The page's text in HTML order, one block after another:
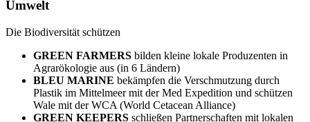
Umwelt
Die Biodiversität schützen
GREEN FARMERS bilden kleine lokale Produzenten in
Agrarökologie aus (in 6 Ländern)
BLEU MARINE bekämpfen die Verschmutzung durch
Plastik im Mittelmeer mit der Med Expedition und schützen
Wale mit der WCA (World Cetacean Alliance)
GREEN KEEPERS schließen Partnerschaften mit lokalen